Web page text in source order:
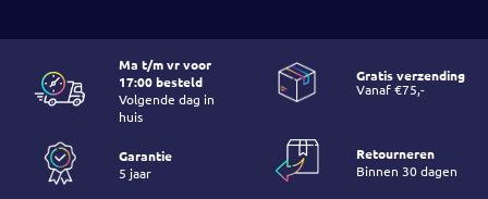
Ma t/m vr voor
17:00 besteld
Volgende dag in
huis
Gratis verzending
Garantie
5 jaar
Retourneren
Binnen 30 dagen